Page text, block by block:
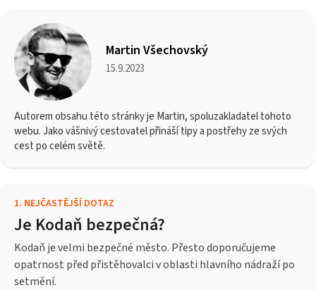
Martin Všechovský
15.9.2023
Autorem obsahu této stránky je Martin, spoluzakladatel tohoto
webu. Jako vášnivý cestovatel přináší tipy a postřehy ze svých
cest po celém světě.
1. NEJČASTĚJŠÍ DOTAZ
Je Kodaň bezpečná?
Kodaň je velmi bezpečné město. Přesto doporučujeme
opatrnost před přistěhovalci v oblasti hlavního nádraží po
setmění.